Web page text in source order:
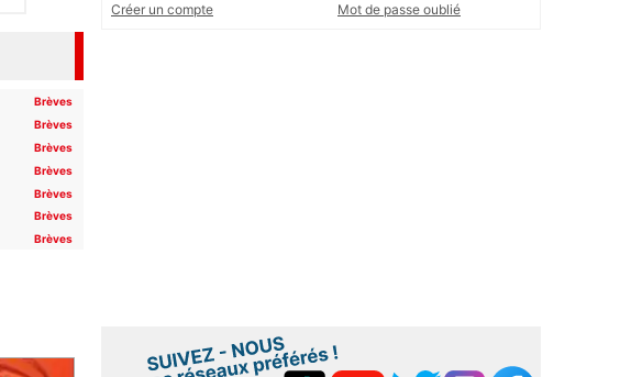
Brèves
Brèves
Brèves
Brèves
Brèves
Brèves
Brèves
Créer un compte
Mot de passe oublié